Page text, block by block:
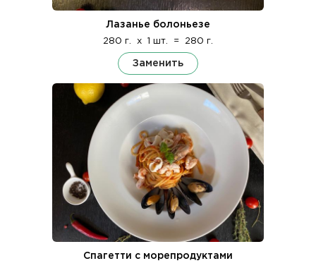
Лазанье болоньезе
280 г. x 1 шт. = 280 г.
Заменить
Спагетти с морепродуктами